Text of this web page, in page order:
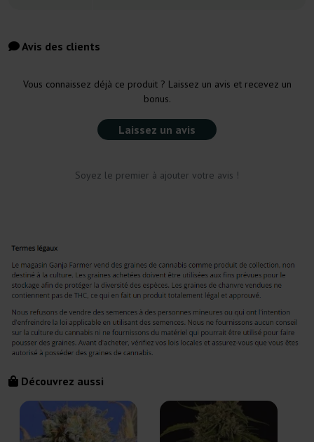
Avis des clients
Vous connaissez déjà ce produit ? Laissez un avis et recevez un
bonus.
Laissez un avis
Soyez le premier à ajouter votre avis !
Découvrez aussi